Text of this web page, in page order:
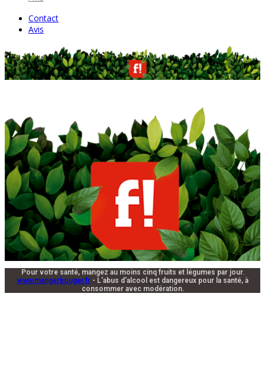
Contact
Avis
Pour votre santé, mangez au moins cinq fruits et légumes par jour.
www.mangerbouger.fr- L'abus d'alcool est dangereux pour la santé, à
consommer avec modération.